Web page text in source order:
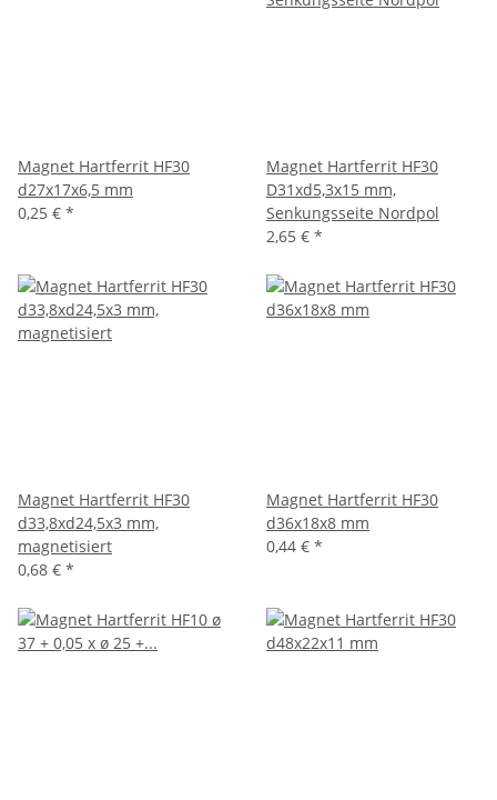
Magnet Hartferrit HF30
d27x17x6,5 mm
0,25 € *
Magnet Hartferrit HF30
D31xd5,3x15 mm,
Senkungsseite Nordpol
2,65 € *
Magnet Hartferrit HF30
d33,8xd24,5x3 mm,
magnetisiert
0,68 € *
Magnet Hartferrit HF30
d36x18x8 mm
0,44 € *